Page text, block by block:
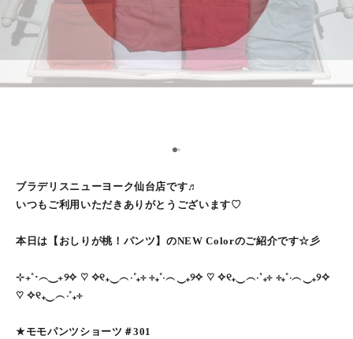
1
ブラデリスニューヨーク仙台店です♬
いつもご利用いただきありがとうございます♡
本日は【おしりが桃！パンツ】のNEW Colorのご紹介です☆彡
⊹₊˚‧︵‿₊୨✧ ♡ ✧୧₊‿︵‧˚₊⊹ ⊹₊˚‧︵‿₊୨✧ ♡ ✧୧₊‿︵‧˚₊⊹ ⊹₊˚‧︵‿₊୨✧
♡ ✧୧₊‿︵‧˚₊⊹
★モモパンツショーツ＃301